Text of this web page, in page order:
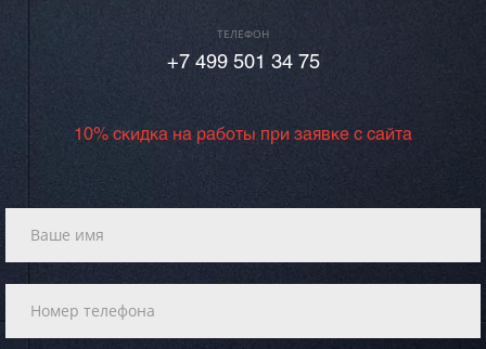
ТЕЛЕФОН
+7 499 501 34 75
10% скидка на работы при заявке с сайта